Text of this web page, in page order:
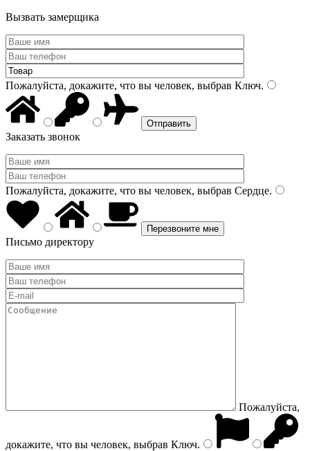
Вызвать замерщика
Пожалуйста, докажите, что вы человек, выбрав Ключ.
Заказать звонок
Пожалуйста, докажите, что вы человек, выбрав Сердце.
Письмо директору
Пожалуйста,
докажите, что вы человек, выбрав Ключ.